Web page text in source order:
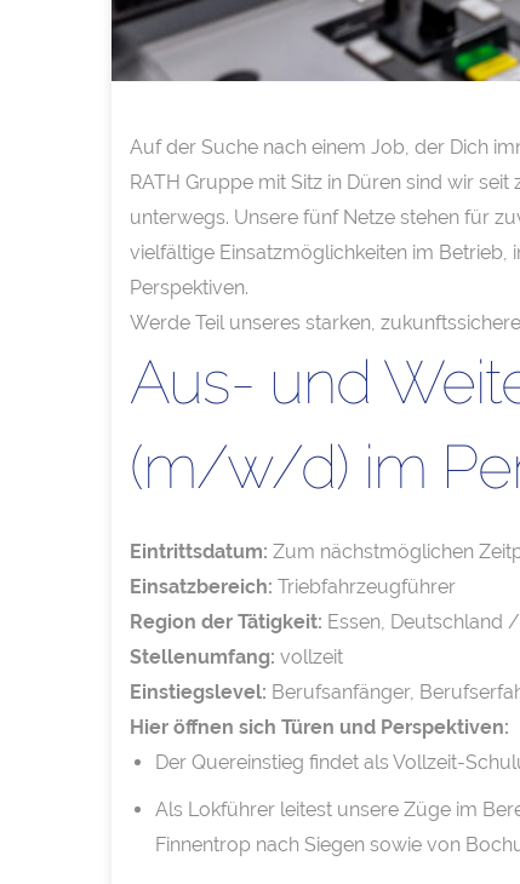
Auf der Suche nach einem Job, der Dich
RATH Gruppe mit Sitz in Düren sind wir
unterwegs. Unsere fünf Netze stehen für
vielfältige Einsatzmöglichkeiten im
Perspektiven.
Werde Teil unseres starken,
Aus- und
(m/w/d) im
Eintrittsdatum: Zum nächstmöglichen
Einsatzbereich: Triebfahrzeugführer
Region der Tätigkeit: Essen, Deutschland
Stellenumfang: vollzeit
Einstiegslevel: Berufsanfänger,
Hier öffnen sich Türen und Perspektiven:
Der Quereinstieg findet als Vollzeit-
Als Lokführer leitest unsere Züge im
Finnentrop nach Siegen sowie von